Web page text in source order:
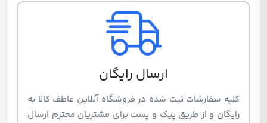
ارسال رایگان
کلیه سفارشات ثبت شده در فروشگاه آنلاین عاطف کالا به
رایگان و از طریق پیک و پست برای مشتریان محترم ارسال